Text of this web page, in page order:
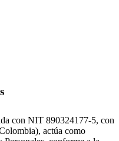
con NIT 890324177-5, con
actúa como